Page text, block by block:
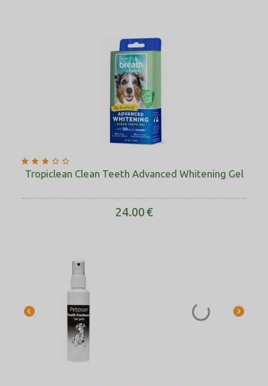
Tropiclean Clean Teeth Advanced Whitening Gel
24.00€